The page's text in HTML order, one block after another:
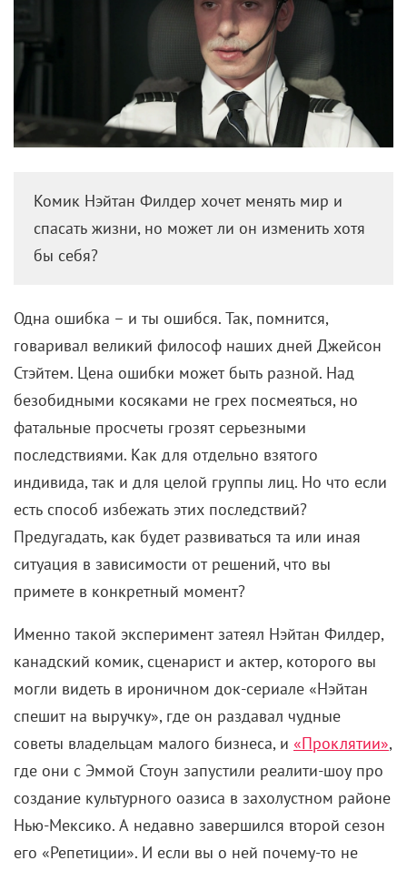
Комик Нэйтан Филдер хочет менять мир и
спасать жизни, но может ли он изменить хотя
бы себя?
Одна ошибка – и ты ошибся. Так, помнится,
говаривал великий философ наших дней Джейсон
Стэйтем. Цена ошибки может быть разной. Над
безобидными косяками не грех посмеяться, но
фатальные просчеты грозят серьезными
последствиями. Как для отдельно взятого
индивида, так и для целой группы лиц. Но что если
есть способ избежать этих последствий?
Предугадать, как будет развиваться та или иная
ситуация в зависимости от решений, что вы
примете в конкретный момент?
Именно такой эксперимент затеял Нэйтан Филдер,
канадский комик, сценарист и актер, которого вы
могли видеть в ироничном док-сериале «Нэйтан
спешит на выручку», где он раздавал чудные
советы владельцам малого бизнеса, и «Проклятии»,
где они с Эммой Стоун запустили реалити-шоу про
создание культурного оазиса в захолустном районе
Нью-Мексико. А недавно завершился второй сезон
его «Репетиции». И если вы о ней почему-то не